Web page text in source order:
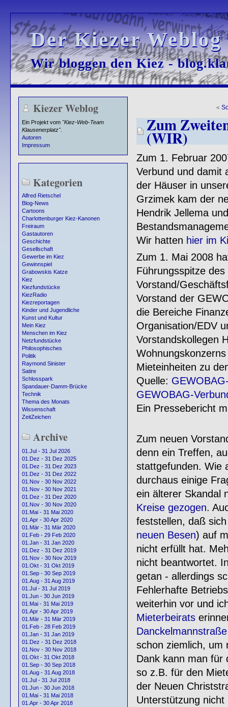
Der Kiezer
Der Kiezer
Wir bloggen den Kiez -
Wir bloggen den Kiez -
Kiezer Weblog
Ein Projekt vom "Kiez-Web-Team
Klausenerplatz".
Autoren
Impressum
Kategorien
Alfred Rietschel
Blog-News
Cartoons
Charlottenburger Kiez-Kanonen
Freiraum
Gastautoren
Geschichte
Gesellschaft
Gewerbe im Kiez
Gewinnspiel
Grabowskis Katze
Kiez
Kiezfundstücke
KiezRadio
Kiezreportagen
Kinder und Jugendliche
Kunst und Kultur
Mein Kiez
Menschen im Kiez
Netzfundstücke
Philosophisches
Politik
Raymond Sinister
Satire
Schlosspark
Spandauer-Damm-Brücke
Technik
Thema des Monats
Wissenschaft
ZeitZeichen
Archive
01.Jul - 31 Jul 2026
01.Dez - 31 Dez 2025
01.Dez - 31 Dez 2023
01.Dez - 31 Dez 2022
01.Nov - 30 Nov 2022
01.Nov - 30 Nov 2021
01.Dez - 31 Dez 2020
01.Nov - 30 Nov 2020
01.Mai - 31 Mai 2020
01.Apr - 30 Apr 2020
01.Mär - 31 Mär 2020
01.Feb - 29 Feb 2020
01.Jan - 31 Jan 2020
01.Dez - 31 Dez 2019
01.Nov - 30 Nov 2019
01.Okt - 31 Okt 2019
01.Sep - 30 Sep 2019
01.Aug - 31 Aug 2019
01.Jul - 31 Jul 2019
01.Jun - 30 Jun 2019
01.Mai - 31 Mai 2019
01.Apr - 30 Apr 2019
01.Mär - 31 Mär 2019
01.Feb - 28 Feb 2019
01.Jan - 31 Jan 2019
01.Dez - 31 Dez 2018
01.Nov - 30 Nov 2018
01.Okt - 31 Okt 2018
01.Sep - 30 Sep 2018
01.Aug - 31 Aug 2018
01.Jul - 31 Jul 2018
01.Jun - 30 Jun 2018
01.Mai - 31 Mai 2018
01.Apr - 30 Apr 2018
«
Zum
(WIR)
Zum 1. Februar
Verbund und damit
der Häuser in
Grzimek kam der
Hendrik Jellema
Wir hatten hier im
Zum 1. Mai 2008
Führungsspitze
Vorstand/
Vorstand der
die Bereiche
Organisation/EDV
Vorstandskollegen
Mieteinheiten zu
Quelle:
GEWOBAG-
Ein Pressebericht
Zum neuen
denn ein Treffen,
stattgefunden. Wie
durchaus einige
ein älterer Skandal
Kreise gezogen.
feststellen, daß
neuen Besen) auf
nicht erfüllt hat.
nicht beantwortet.
getan - allerdings
Fehlerhafte
weiterhin vor und
Mieterbeirats
Danckelmannstraße
schon ziemlich, um
Dank kann man für
so z.B. für den
der Neuen
Unterstützung